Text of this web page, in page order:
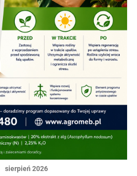
sierpień 2026